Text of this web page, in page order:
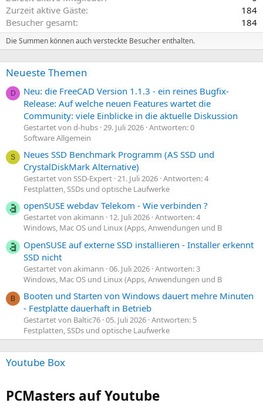
Zurzeit aktive Gäste
184
Besucher gesamt
184
Die Summen können auch versteckte Besucher enthalten.
Neueste Themen
D
Neu: die FreeCAD Version 1.1.3 - ein reines Bugfix-
Release: Auf welche neuen Features wartet die
Community: viele Einblicke in die aktuelle Diskussion
Gestartet von d-hubs 29. Juli 2026 Antworten: 0
Software Allgemein
S
Neues SSD Benchmark Programm (AS SSD und
CrystalDiskMark Alternative)
Gestartet von SSD-Expert 21. Juli 2026 Antworten: 4
Festplatten, SSDs und optische Laufwerke
openSUSE webdav Telekom - Wie verbinden ?
Gestartet von akimann 12. Juli 2026 Antworten: 4
Windows, Mac OS und Linux (Apps, Anwendungen und B
OpenSUSE auf externe SSD installieren - Installer erkennt
SSD nicht
Gestartet von akimann 06. Juli 2026 Antworten: 3
Windows, Mac OS und Linux (Apps, Anwendungen und B
B
Booten und Starten von Windows dauert mehre Minuten
- Festplatte dauerhaft in Betrieb
Gestartet von Baltic76 05. Juli 2026 Antworten: 5
Festplatten, SSDs und optische Laufwerke
Youtube Box
PCMasters auf Youtube